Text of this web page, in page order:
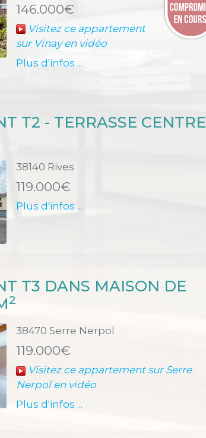
146.000€
Visitez ce appartement
sur Vinay en vidéo
Plus d'infos ...
T2 - TERRASSE CENTRE
38140 Rives
119.000€
Plus d'infos ...
T3 DANS MAISON DE
2
38470 Serre Nerpol
119.000€
Visitez ce appartement sur Serre
Nerpol en vidéo
Plus d'infos ...